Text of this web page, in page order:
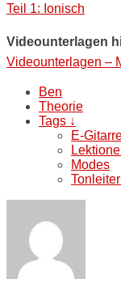
Teil 1: Ionisch
Videounterlagen
Videounterlagen –
Ben
Theorie
Tags ↓
E-
Modes